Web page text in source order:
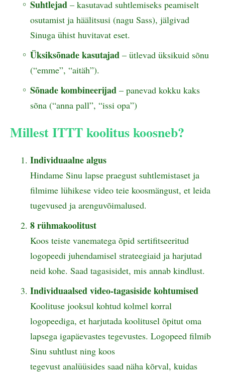
Suhtlejad – kasutavad suhtlemiseks peamiselt
osutamist ja häälitsusi (nagu Sass), jälgivad
Sinuga ühist huvitavat eset.
Üksiksõnade kasutajad – ütlevad üksikuid sõnu
(“emme”, “aitäh”).
Sõnade kombineerijad – panevad kokku kaks
sõna (“anna pall”, “issi opa”)
Millest ITTT koolitus koosneb?
Individuaalne algus
Hindame Sinu lapse praegust suhtlemistaset ja
filmime lühikese video teie koosmängust, et leida
tugevused ja arenguvõimalused.
8 rühmakoolitust
Koos teiste vanematega õpid sertifitseeritud
logopeedi juhendamisel strateegiaid ja harjutad
neid kohe. Saad tagasisidet, mis annab kindlust.
Individuaalsed video-tagasiside kohtumised
Koolituse jooksul kohtud kolmel korral
logopeediga, et harjutada koolitusel õpitut oma
lapsega igapäevastes tegevustes. Logopeed filmib
Sinu suhtlust ning koos
tegevust analüüsides saad näha kõrval, kuidas